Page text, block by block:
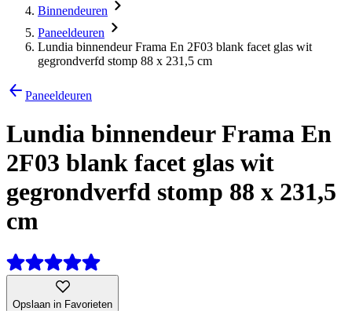
Binnendeuren
Paneeldeuren
Lundia binnendeur Frama En 2F03 blank facet glas wit
gegrondverfd stomp 88 x 231,5 cm
Paneeldeuren
Lundia binnendeur Frama En
2F03 blank facet glas wit
gegrondverfd stomp 88 x 231,5
cm
Opslaan in Favorieten